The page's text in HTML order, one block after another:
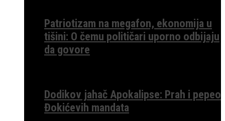
Patriotizam na megafon, ekonomija u
tišini: O čemu političari uporno odbijaju
da govore
Dodikov jahač Apokalipse: Prah i pepeo
Đokićevih mandata